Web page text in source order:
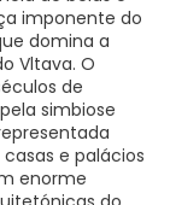
imponente do
domina a
Vltava. O
de
simbiose
e palácios
enorme